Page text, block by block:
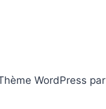
WordPress par